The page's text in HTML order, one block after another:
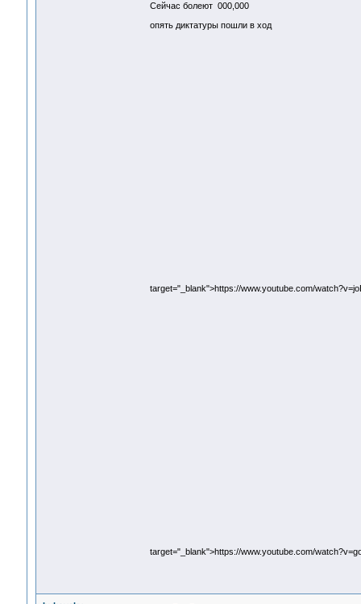
Сейчас болеют 000,000
опять диктатуры пошли в ход
target="_blank">https://www.youtube.com/
target="_blank">https://www.youtube.com/